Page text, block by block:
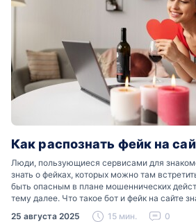
Как распознать фейк на
Люди, пользующиеся сервисами для
знать о фейках, которых можно там
быть опасным в плане мошеннических
тему далее. Что такое бот и фейк на сайте
время можно встретить свою…
25 августа 2025 15 мин. 0